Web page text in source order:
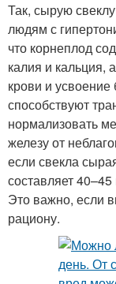
Так, сырую
людям с
что корнеплод
калия и кальция,
крови и усвоение
способствуют
нормализовать
железу от
если свекла
составляет
Это важно, если
рациону.